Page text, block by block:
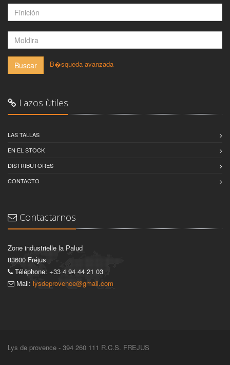
Buscar B�squeda avanzada
Lazos ùtiles
LAS TALLAS
EN EL STOCK
DISTRIBUTORES
CONTACTO
Contactarnos
Zone industrielle la Palud
83600 Fréjus
Téléphone: +33 4 94 44 21 03
Mail: lysdeprovence@gmail.com
Lys de provence - 394 260 111 R.C.S. FREJUS